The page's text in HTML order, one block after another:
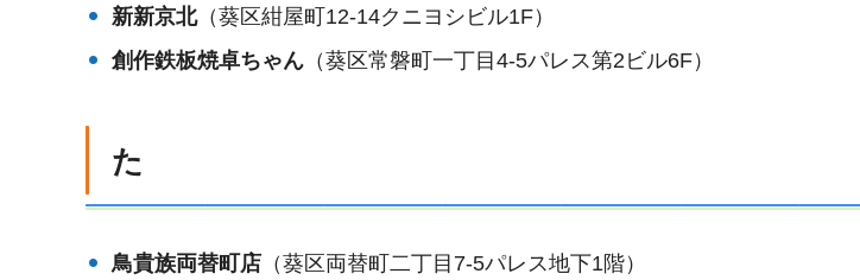
新新京北（葵区紺屋町12-14クニヨシビル1F）
創作鉄板焼卓ちゃん（葵区常磐町一丁目4-5パレス第2ビル6F）
た
鳥貴族両替町店（葵区両替町二丁目7-5パレス地下1階）